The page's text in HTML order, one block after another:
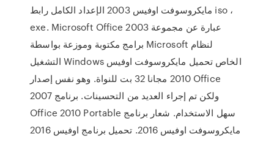
مايكروسوفت اوفيس 2003 الإعداد الكامل رابط iso ،
exe. Microsoft Office 2003 عبارة عن مجموعة
برامج مكتوبة وموزعة بواسطة Microsoft لنظام
التشغيل Windows الخاص تحميل مايكروسوفت اوفيس
2010 مجانا 32 بت للنواة. وهو نفس إصدار Office
2007 ولكن تم إجراء العديد من التحسينات. برنامج
Office 2010 Portable سهل الاستخدام. شعار برنامج
مايكروسوفت اوفيس 2016. تحميل برنامج اوفيس 2016